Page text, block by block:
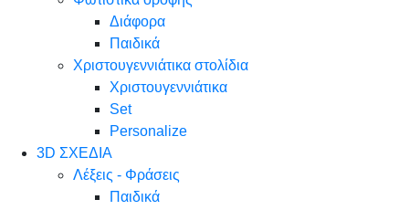
Διάφορα
Παιδικά
Χριστουγεννιάτικα στολίδια
Χριστουγεννιάτικα
Set
Personalize
3D ΣΧΕΔΙΑ
Λέξεις - Φράσεις
Παιδικά